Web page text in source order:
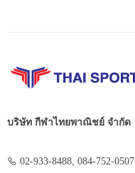
บริษัท กีฬาไทยพาณิชย์ จำกัด
02-933-8488, 084-752-0507